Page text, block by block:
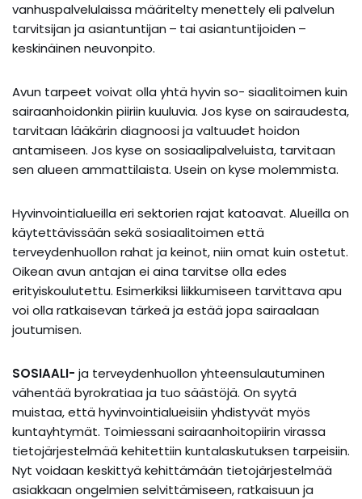
vanhuspalvelulaissa määritelty menettely eli palvelun
tarvitsijan ja asiantuntijan – tai asiantuntijoiden –
keskinäinen neuvonpito.
Avun tarpeet voivat olla yhtä hyvin so- siaalitoimen kuin
sairaanhoidonkin piiriin kuuluvia. Jos kyse on sairaudesta,
tarvitaan lääkärin diagnoosi ja valtuudet hoidon
antamiseen. Jos kyse on sosiaalipalveluista, tarvitaan
sen alueen ammattilaista. Usein on kyse molemmista.
Hyvinvointialueilla eri sektorien rajat katoavat. Alueilla on
käytettävissään sekä sosiaalitoimen että
terveydenhuollon rahat ja keinot, niin omat kuin ostetut.
Oikean avun antajan ei aina tarvitse olla edes
erityiskoulutettu. Esimerkiksi liikkumiseen tarvittava apu
voi olla ratkaisevan tärkeä ja estää jopa sairaalaan
joutumisen.
SOSIAALI- ja terveydenhuollon yhteensulautuminen
vähentää byrokratiaa ja tuo säästöjä. On syytä
muistaa, että hyvinvointialueisiin yhdistyvät myös
kuntayhtymät. Toimiessani sairaanhoitopiirin virassa
tietojärjestelmää kehitettiin kuntalaskutuksen tarpeisiin.
Nyt voidaan keskittyä kehittämään tietojärjestelmää
asiakkaan ongelmien selvittämiseen, ratkaisuun ja